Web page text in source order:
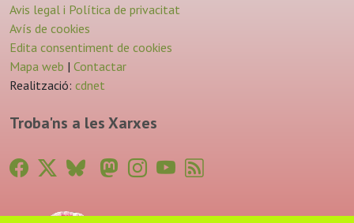
Avis legal i Política de privacitat
Avís de cookies
Edita consentiment de cookies
Mapa web | Contactar
Realització: cdnet
Troba'ns a les Xarxes